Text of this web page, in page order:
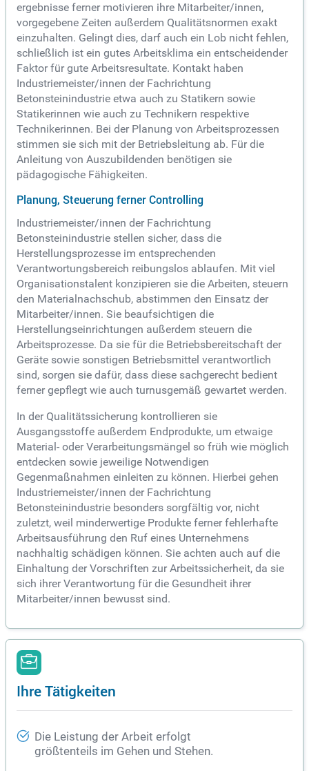
ergebnisse ferner motivieren ihre Mitarbeiter/innen,
vorgegebene Zeiten außerdem Qualitätsnormen exakt
einzuhalten. Gelingt dies, darf auch ein Lob nicht fehlen,
schließlich ist ein gutes Arbeitsklima ein entscheidender
Faktor für gute Arbeitsresultate. Kontakt haben
Industriemeister/innen der Fachrichtung
Betonsteinindustrie etwa auch zu Statikern sowie
Statikerinnen wie auch zu Technikern respektive
Technikerinnen. Bei der Planung von Arbeitsprozessen
stimmen sie sich mit der Betriebsleitung ab. Für die
Anleitung von Auszubildenden benötigen sie
pädagogische Fähigkeiten.
Planung, Steuerung ferner Controlling
Industriemeister/innen der Fachrichtung
Betonsteinindustrie stellen sicher, dass die
Herstellungsprozesse im entsprechenden
Verantwortungsbereich reibungslos ablaufen. Mit viel
Organisationstalent konzipieren sie die Arbeiten, steuern
den Materialnachschub, abstimmen den Einsatz der
Mitarbeiter/innen. Sie beaufsichtigen die
Herstellungseinrichtungen außerdem steuern die
Arbeitsprozesse. Da sie für die Betriebsbereitschaft der
Geräte sowie sonstigen Betriebsmittel verantwortlich
sind, sorgen sie dafür, dass diese sachgerecht bedient
ferner gepflegt wie auch turnusgemäß gewartet werden.
In der Qualitätssicherung kontrollieren sie
Ausgangsstoffe außerdem Endprodukte, um etwaige
Material- oder Verarbeitungsmängel so früh wie möglich
entdecken sowie jeweilige Notwendigen
Gegenmaßnahmen einleiten zu können. Hierbei gehen
Industriemeister/innen der Fachrichtung
Betonsteinindustrie besonders sorgfältig vor, nicht
zuletzt, weil minderwertige Produkte ferner fehlerhafte
Arbeitsausführung den Ruf eines Unternehmens
nachhaltig schädigen können. Sie achten auch auf die
Einhaltung der Vorschriften zur Arbeitssicherheit, da sie
sich ihrer Verantwortung für die Gesundheit ihrer
Mitarbeiter/innen bewusst sind.
Ihre Tätigkeiten
Die Leistung der Arbeit erfolgt
größtenteils im Gehen und Stehen.